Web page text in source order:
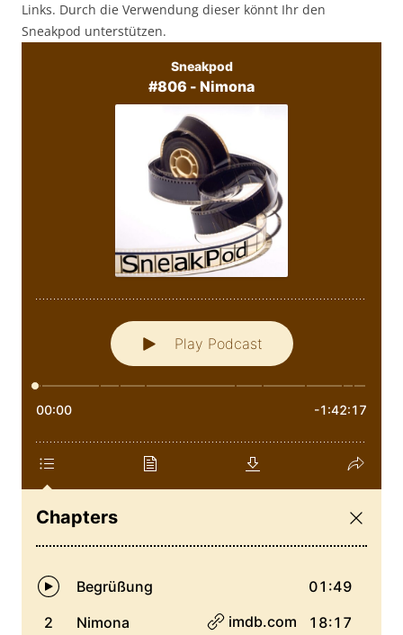
Links. Durch die Verwendung dieser könnt Ihr den
Sneakpod unterstützen.